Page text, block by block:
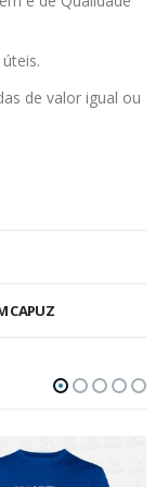
de valor igual ou
CAPUZ